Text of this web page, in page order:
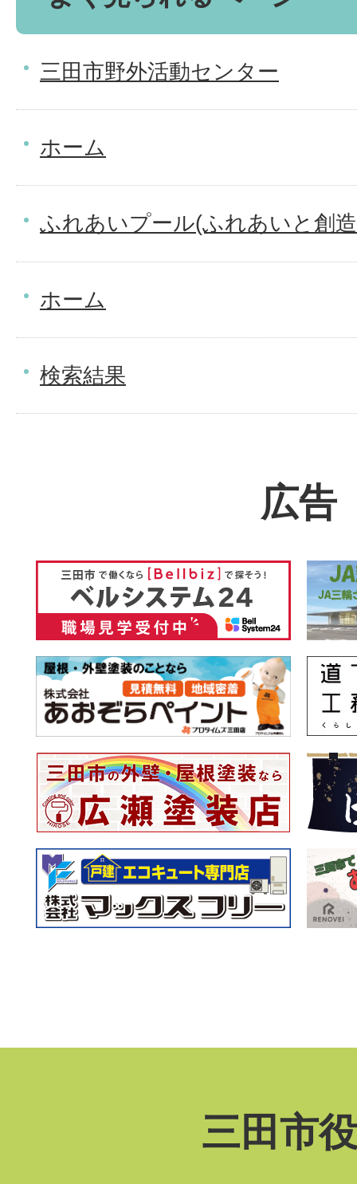
三田市野外活動センター
ホーム
ふれあいプール(ふれあいと創
ホーム
検索結果
広告
三田市